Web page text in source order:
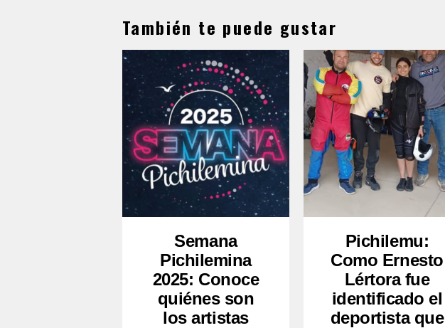
También te puede gustar
Semana
Pichilemina
2025: Conoce
quiénes son
los artistas
Pichilemu:
Como Ernesto
Lértora fue
identificado el
deportista que